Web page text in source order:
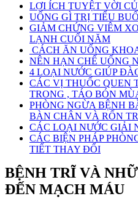
LỢI ÍCH TUYỆT VỜI
UỐNG GÌ TRỊ TIỂU
GIẢM CHỨNG VIÊM
LẠNH CUỐI NĂM
CÁCH ĂN UỐNG
NÊN HẠN CHẾ UỐNG
4 LOẠI NƯỚC GIÚP
CÁC VỊ THUỐC QUEN
TRONG , TÁO BÓN
PHÒNG NGỪA BỆNH
BÀN CHÂN VÀ RỐN
CÁC LOẠI NƯỚC GIẢI
CÁC BIỆN PHÁP
TIẾT THAY ĐỔI
BỆNH TRĨ VÀ
ĐẾN MẠCH MÁU